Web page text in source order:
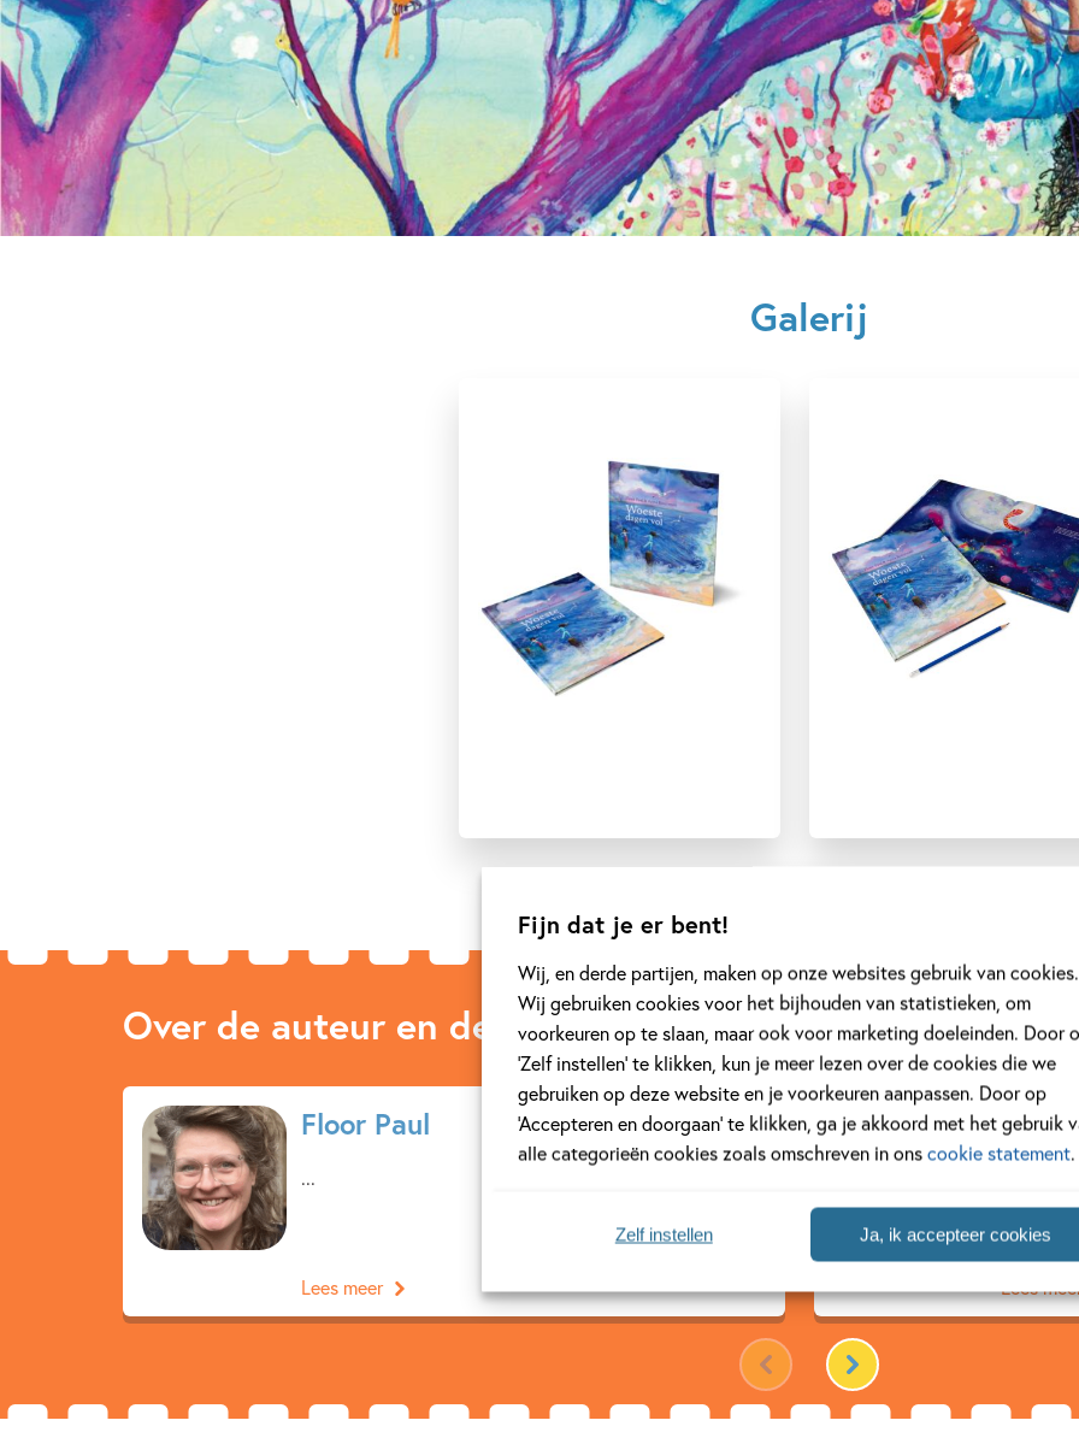
Fijn dat je er bent!
Wij, en derde partijen, maken op onze websites gebruik van cookies.
Wij gebruiken cookies voor het bijhouden van statistieken, om
voorkeuren op te slaan, maar ook voor marketing doeleinden. Door
‘Zelf instellen’ te klikken, kun je meer lezen over de cookies die we
gebruiken op deze website en je voorkeuren aanpassen. Door op
‘Accepteren en doorgaan’ te klikken, ga je akkoord met het gebruik
alle categorieën cookies zoals omschreven in onscookie statement.
Ja, ik accepteer cookies
Zelf instellen
Aantal pagina's:
40
Uitgever:
Verschijningsdatum: 14-01-
Kenmerken van dit boek
5 – 7 jaar
7 – 9 jaar
Floor Paul
Anna Boterman
Galerij
Over de auteur en de illustrator
Floor Paul
...
Lees meer
Anna
Lees